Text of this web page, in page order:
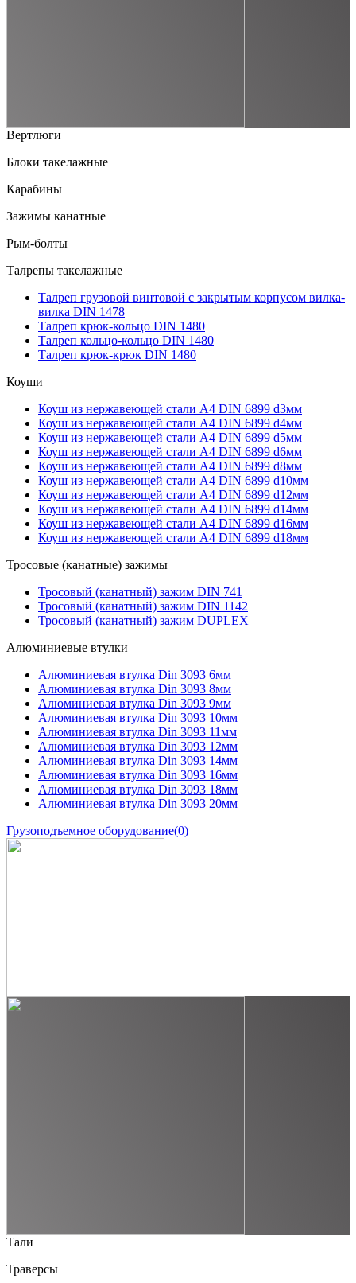
Вертлюги
Блоки такелажные
Карабины
Зажимы канатные
Рым-болты
Талрепы такелажные
Талреп грузовой винтовой с закрытым корпусом вилка-
вилка DIN 1478
Талреп крюк-кольцо DIN 1480
Талреп кольцо-кольцо DIN 1480
Талреп крюк-крюк DIN 1480
Коуши
Коуш из нержавеющей стали А4 DIN 6899 d3мм
Коуш из нержавеющей стали А4 DIN 6899 d4мм
Коуш из нержавеющей стали А4 DIN 6899 d5мм
Коуш из нержавеющей стали А4 DIN 6899 d6мм
Коуш из нержавеющей стали А4 DIN 6899 d8мм
Коуш из нержавеющей стали А4 DIN 6899 d10мм
Коуш из нержавеющей стали А4 DIN 6899 d12мм
Коуш из нержавеющей стали А4 DIN 6899 d14мм
Коуш из нержавеющей стали А4 DIN 6899 d16мм
Коуш из нержавеющей стали А4 DIN 6899 d18мм
Тросовые (канатные) зажимы
Тросовый (канатный) зажим DIN 741
Тросовый (канатный) зажим DIN 1142
Тросовый (канатный) зажим DUPLEX
Алюминиевые втулки
Алюминиевая втулка Din 3093 6мм
Алюминиевая втулка Din 3093 8мм
Алюминиевая втулка Din 3093 9мм
Алюминиевая втулка Din 3093 10мм
Алюминиевая втулка Din 3093 11мм
Алюминиевая втулка Din 3093 12мм
Алюминиевая втулка Din 3093 14мм
Алюминиевая втулка Din 3093 16мм
Алюминиевая втулка Din 3093 18мм
Алюминиевая втулка Din 3093 20мм
Грузоподъемное оборудование(0)
Тали
Траверсы